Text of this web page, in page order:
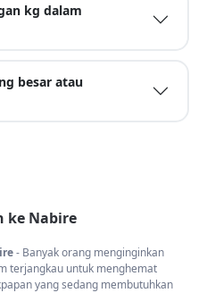
kg dalam
besar atau
ke Nabire
- Banyak orang menginginkan
terjangkau untuk menghemat
yang sedang membutuhkan